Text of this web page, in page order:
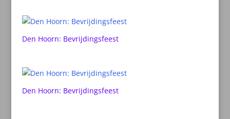
Den Hoorn: Bevrijdingsfeest
Den Hoorn: Bevrijdingsfeest